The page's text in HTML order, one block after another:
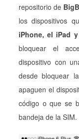
repositorio de
los dispositivos
iPhone, el iPad
bloquear el
dispositivo con
desde bloquear
apaguen el
código o que se
bandeja de la SIM.